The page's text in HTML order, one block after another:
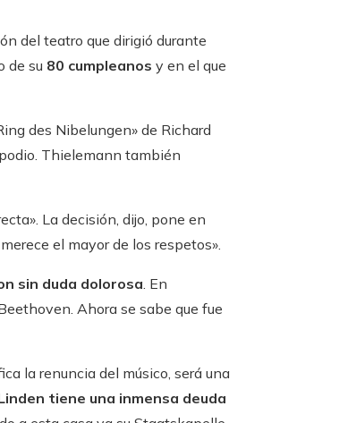
del teatro que dirigió durante
de su 80 cumpleanos y en el que
des Nibelungen» de Richard
Thielemann también
La decisión, dijo, pone en
el mayor de los respetos».
sin duda dolorosa. En
Ahora se sabe que fue
la renuncia del músico, será una
tiene una inmensa deuda